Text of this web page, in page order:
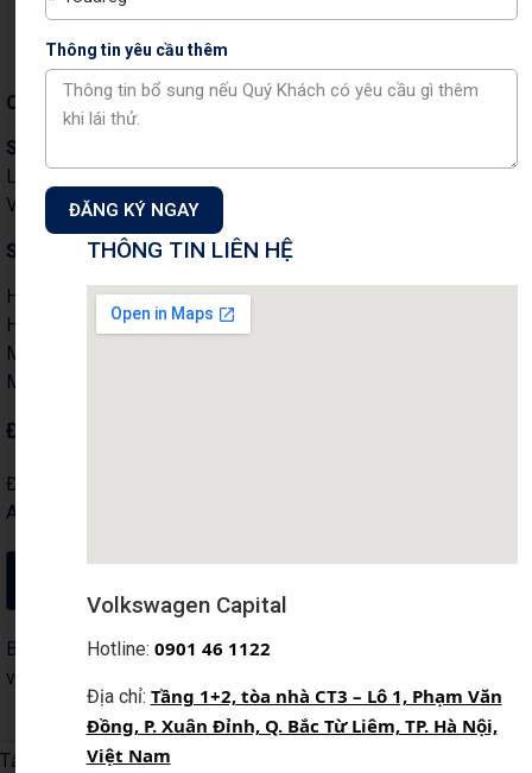
Công ty Cổ phần Auto Capital
Showroom & Xưởng dịch vụ:
Lô 1, Phạm Văn Đồng, Phường Xuân Đỉnh, TP Hà Nội,
Việt Nam.
Showroom 1S:18 Phạm Hùng, P. Từ Liêm,Tp. Hà Nội
Hotline Kinh doanh:0901 46 1122
Hotline Dịch vụ:0901 07 1122
Mail: info@volkswagencapital.vn
MST: 0110404220
ĐĂNG KÝ NHẬN THÔNG TIN
Đăng ký nhận thông tin chương trình khuyến mãi, dịch vụ từ
Auto Capital
Bằng cách đăng ký, Quý khách xác nhận đã đọc, hiểu và đồng ý
với Chính sách quyền riêng tư của Auto Capital
Tất cả chính sách
Thông tin yêu cầu thêm
ĐĂNG KÝ NGAY
THÔNG TIN LIÊN HỆ
Volkswagen Capital
Hotline: 0901 46 1122
Địa chỉ: Tầng 1+2, tòa nhà CT3 – Lô 1, Phạm Văn
Đồng, P. Xuân Đỉnh, Q. Bắc Từ Liêm, TP. Hà Nội,
Việt Nam